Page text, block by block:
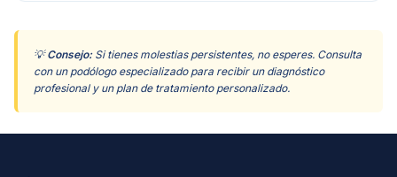
💡Consejo:Si tienes molestias persistentes, no esperes. Consulta
con un podólogo especializado para recibir un diagnóstico
profesional y un plan de tratamiento personalizado.